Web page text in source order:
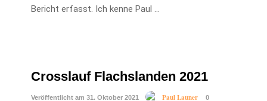
Bericht erfasst. Ich kenne Paul …
Crosslauf Flachslanden 2021
Veröffentlicht am 31. Oktober 2021 Paul Launer 0